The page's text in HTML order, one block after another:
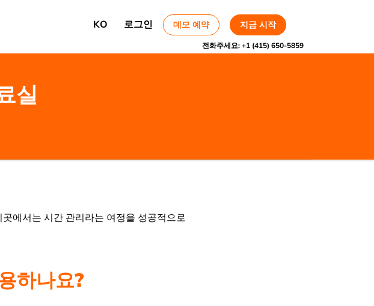
KO 로그인 데모 예약 지금 시작
전화주세요:+1 (415) 650-5859
실
에서는 시간 관리라는 여정을 성공적으로
하나요?